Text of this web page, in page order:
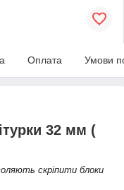
Оплата Умови
32 мм (
скріпити блоки